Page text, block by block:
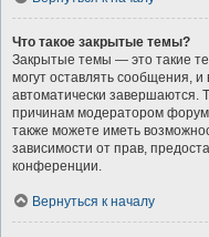
Что такое закрытые темы?
Закрытые темы — это такие
могут оставлять сообщения,
автоматически завершаются.
причинам модератором
также можете иметь
зависимости от прав,
конференции.
Вернуться к началу